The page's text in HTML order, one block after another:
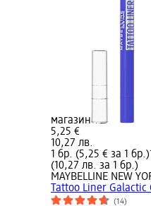
магазин
5,25 €
10,27 лв.
1 бр. (5,25 € за 1 бр.)
(10,27 лв. за 1 бр.)
MAYBELLINE NEW
Tattoo Liner Galactic
(14)